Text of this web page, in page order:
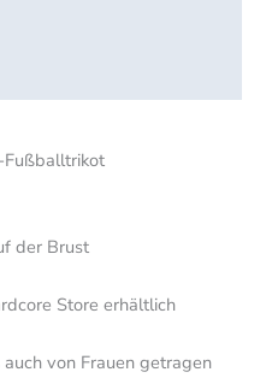
der Brust
Store erhältlich
von Frauen getragen